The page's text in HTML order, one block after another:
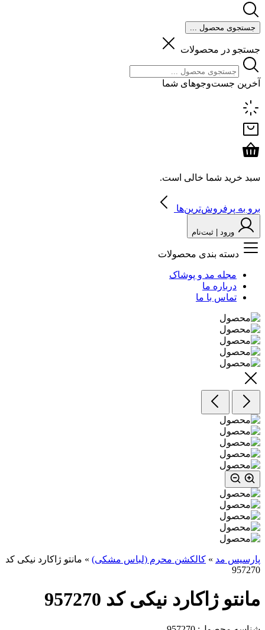
جستجوی محصول ...
جستجو در محصولات
آخرین جست‌وجوهای شما
سبد خرید شما خالی است.
برو به پرفروش‌ترین‌ها
ورود | ثبت‌نام
دسته بندی محصولات
مجله مد و پوشاک
درباره ما
تماس با ما
پارسیس مد » کالکشن محرم (لباس مشکی) » مانتو ژاکارد نیکی کد
957270
مانتو ژاکارد نیکی کد 957270